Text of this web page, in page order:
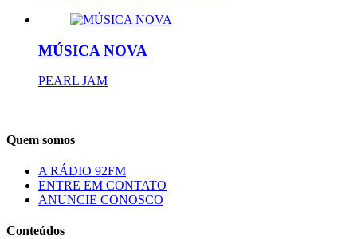
MÚSICA NOVA
PEARL JAM
Quem somos
A RÁDIO 92FM
ENTRE EM CONTATO
ANUNCIE CONOSCO
Conteúdos